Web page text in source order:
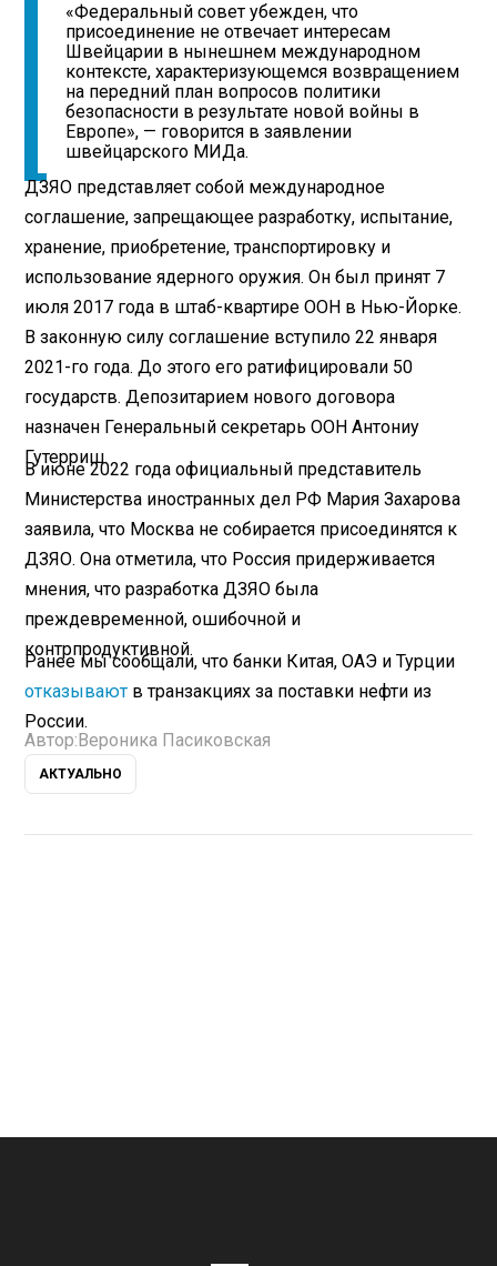
«Федеральный совет убежден, что
присоединение не отвечает интересам
Швейцарии в нынешнем международном
контексте, характеризующемся возвращением
на передний план вопросов политики
безопасности в результате новой войны в
Европе», — говорится в заявлении
швейцарского МИДа.
ДЗЯО представляет собой международное
соглашение, запрещающее разработку, испытание,
хранение, приобретение, транспортировку и
использование ядерного оружия. Он был принят 7
июля 2017 года в штаб-квартире ООН в Нью-Йорке.
В законную силу соглашение вступило 22 января
2021-го года. До этого его ратифицировали 50
государств. Депозитарием нового договора
назначен Генеральный секретарь ООН Антониу
Гутерриш.
В июне 2022 года официальный представитель
Министерства иностранных дел РФ Мария Захарова
заявила, что Москва не собирается присоединятся к
ДЗЯО. Она отметила, что Россия придерживается
мнения, что разработка ДЗЯО была
преждевременной, ошибочной и
контрпродуктивной.
Ранее мы сообщали, что банки Китая, ОАЭ и Турции
отказывают в транзакциях за поставки нефти из
России.
Автор: Вероника Пасиковская
АКТУАЛЬНО